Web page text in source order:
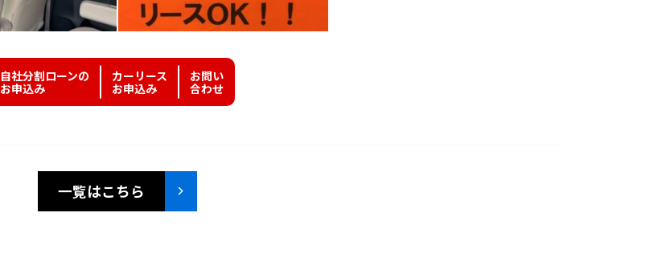
自社分割ローンの
お申込み
カーリース
お申込み
お問い
合わせ
一覧はこちら